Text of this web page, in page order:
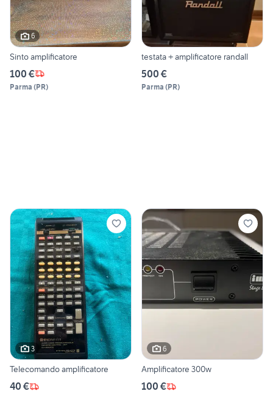
6
Sinto amplificatore
100 €
Parma (PR)
testata + amplificatore randall
500 €
Parma (PR)
3
Telecomando amplificatore
40 €
6
Amplificatore 300w
100 €